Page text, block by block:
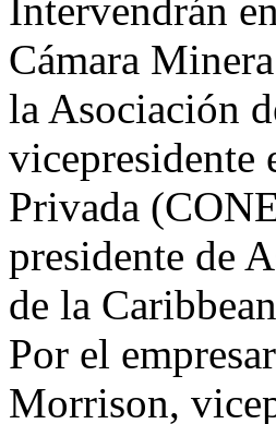
Intervendrán
Cámara
la Asociación
vicepresidente
Privada
presidente de
de la
Por el
Morrison,